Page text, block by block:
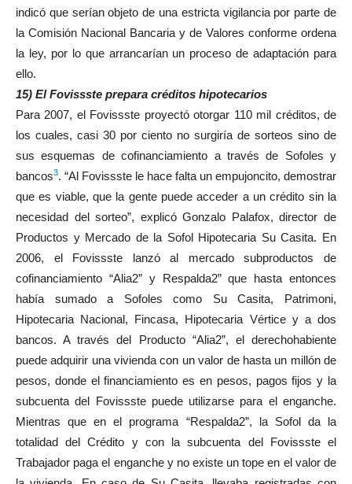
indicó que serían objeto de una estricta vigilancia por parte de
la Comisión Nacional Bancaria y de Valores conforme ordena
la ley, por lo que arrancarían un proceso de adaptación para
ello.
15) El Fovissste prepara créditos hipotecarios
Para 2007, el Fovissste proyectó otorgar 110 mil créditos, de
los cuales, casi 30 por ciento no surgiría de sorteos sino de
sus esquemas de cofinanciamiento a través de Sofoles y
bancos3. “Al Fovissste le hace falta un empujoncito, demostrar
que es viable, que la gente puede acceder a un crédito sin la
necesidad del sorteo”, explicó Gonzalo Palafox, director de
Productos y Mercado de la Sofol Hipotecaria Su Casita. En
2006, el Fovissste lanzó al mercado subproductos de
cofinanciamiento “Alia2” y Respalda2” que hasta entonces
había sumado a Sofoles como Su Casita, Patrimoni,
Hipotecaria Nacional, Fincasa, Hipotecaria Vértice y a dos
bancos. A través del Producto “Alia2”, el derechohabiente
puede adquirir una vivienda con un valor de hasta un millón de
pesos, donde el financiamiento es en pesos, pagos fijos y la
subcuenta del Fovissste puede utilizarse para el enganche.
Mientras que en el programa “Respalda2”, la Sofol da la
totalidad del Crédito y con la subcuenta del Fovissste el
Trabajador paga el enganche y no existe un tope en el valor de